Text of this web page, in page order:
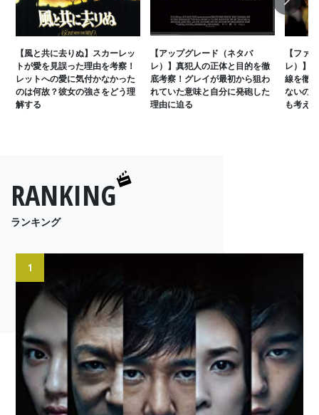
【風と共に去りぬ】スカーレッ
トが愛を見誤った理由を考察！
レットへの愛に気付かなかった
のは何故？彼女の強さをどう理
解する
【アップグレード（ネタバ
レ）】真犯人の正体と目的を徹
底考察！グレイが最初から狙わ
れていた意味と自分に発砲した
理由に迫る
【ファ
レ）】
線を徹
ないの
も考える
Next
RANKING
ランキング
1